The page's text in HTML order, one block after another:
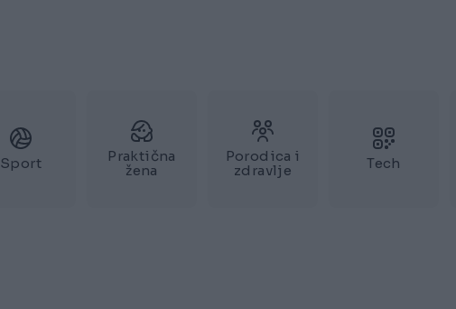
Sport
Praktična
žena
Porodica i
zdravlje
Tech